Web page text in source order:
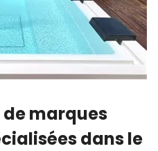
marques
dans le